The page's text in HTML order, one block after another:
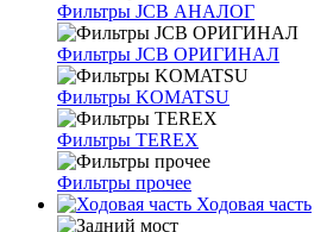
Фильтры JCB АНАЛОГ
Фильтры JCB ОРИГИНАЛ
Фильтры KOMATSU
Фильтры TEREX
Фильтры прочее
Ходовая часть